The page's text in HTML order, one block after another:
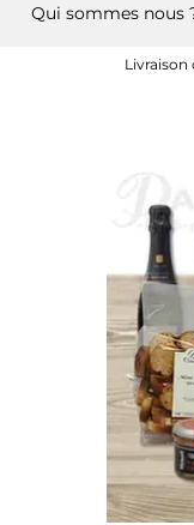
Qui sommes nous
Livraison